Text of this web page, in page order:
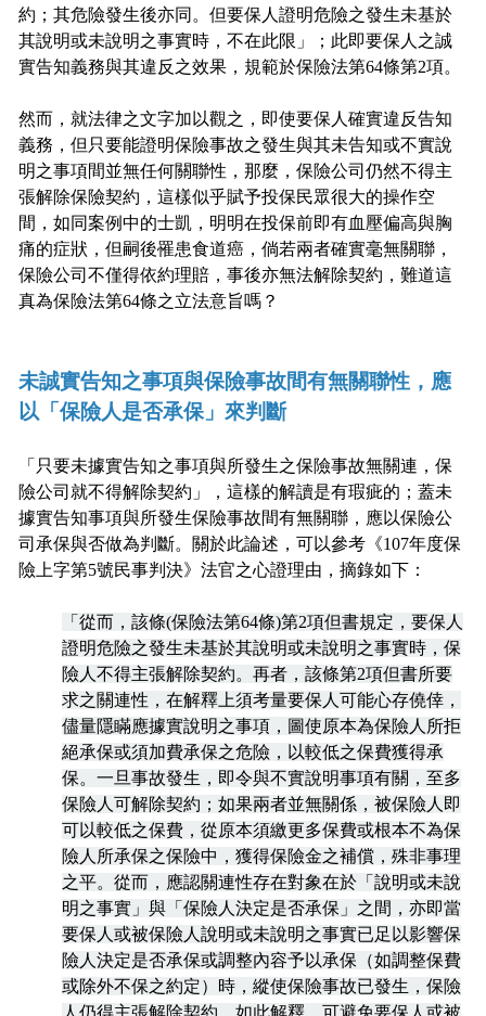
約；其危險發生後亦同。但要保人證明危險之發生未基於
其說明或未說明之事實時，不在此限」；此即要保人之誠
實告知義務與其違反之效果，規範於保險法第64條第2項。
然而，就法律之文字加以觀之，即使要保人確實違反告知
義務，但只要能證明保險事故之發生與其未告知或不實說
明之事項間並無任何關聯性，那麼，保險公司仍然不得主
張解除保險契約，這樣似乎賦予投保民眾很大的操作空
間，如同案例中的士凱，明明在投保前即有血壓偏高與胸
痛的症狀，但嗣後罹患食道癌，倘若兩者確實毫無關聯，
保險公司不僅得依約理賠，事後亦無法解除契約，難道這
真為保險法第64條之立法意旨嗎？
未誠實告知之事項與保險事故間有無關聯性，應
以「保險人是否承保」來判斷
「只要未據實告知之事項與所發生之保險事故無關連，保
險公司就不得解除契約」，這樣的解讀是有瑕疵的；蓋未
據實告知事項與所發生保險事故間有無關聯，應以保險公
司承保與否做為判斷。關於此論述，可以參考《107年度保
險上字第5號民事判決》法官之心證理由，摘錄如下：
「從而，該條(保險法第64條)第2項但書規定，要保人
證明危險之發生未基於其說明或未說明之事實時，保
險人不得主張解除契約。再者，該條第2項但書所要
求之關連性，在解釋上須考量要保人可能心存僥倖，
儘量隱瞞應據實說明之事項，圖使原本為保險人所拒
絕承保或須加費承保之危險，以較低之保費獲得承
保。一旦事故發生，即令與不實說明事項有關，至多
保險人可解除契約；如果兩者並無關係，被保險人即
可以較低之保費，從原本須繳更多保費或根本不為保
險人所承保之保險中，獲得保險金之補償，殊非事理
之平。從而，應認關連性存在對象在於「說明或未說
明之事實」與「保險人決定是否承保」之間，亦即當
要保人或被保險人說明或未說明之事實已足以影響保
險人決定是否承保或調整內容予以承保（如調整保費
或除外不保之約定）時，縱使保險事故已發生，保險